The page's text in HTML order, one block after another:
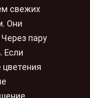
свежих
Они
пару
Если